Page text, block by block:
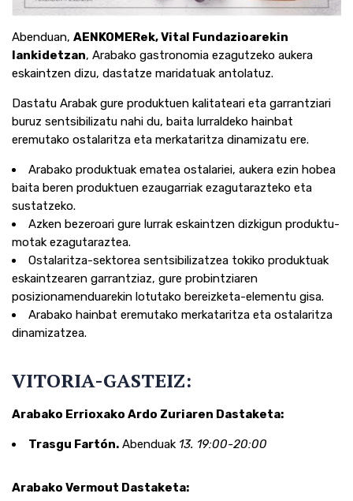
Abenduan, AENKOMERek, Vital Fundazioarekin
lankidetzan, Arabako gastronomia ezagutzeko aukera
eskaintzen dizu, dastatze maridatuak antolatuz.
Dastatu Arabak gure produktuen kalitateari eta garrantziari
buruz sentsibilizatu nahi du, baita lurraldeko hainbat
eremutako ostalaritza eta merkataritza dinamizatu ere.
Arabako produktuak ematea ostalariei, aukera ezin hobea
baita beren produktuen ezaugarriak ezagutarazteko eta
sustatzeko.
Azken bezeroari gure lurrak eskaintzen dizkigun produktu-
motak ezagutaraztea.
Ostalaritza-sektorea sentsibilizatzea tokiko produktuak
eskaintzearen garrantziaz, gure probintziaren
posizionamenduarekin lotutako bereizketa-elementu gisa.
Arabako hainbat eremutako merkataritza eta ostalaritza
dinamizatzea.
VITORIA-GASTEIZ:
Arabako Errioxako Ardo Zuriaren Dastaketa:
Trasgu Fartón. Abenduak 13. 19:00-20:00
Arabako Vermout Dastaketa: